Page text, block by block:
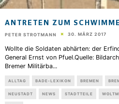
ANTRETEN ZUM
PETER STROTMANN 30. MÄRZ 2017
Wollte die Soldaten abhärten: der
General Ernst von Pfuel.Quelle:
Bremer Militärba...
ALLTAG BADE-LEXIKON BREMEN
NEUSTADT NEWS STADTTEILE